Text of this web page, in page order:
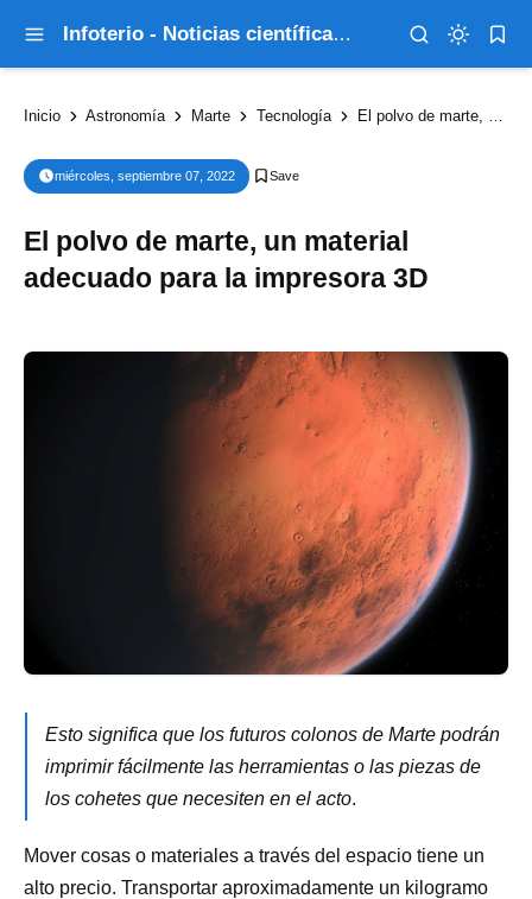
Infoterio - Noticias científicas que explican el mundo
Inicio Astronomía Marte Tecnología El polvo de marte, un material adecuado para la impresora 3D
miércoles, septiembre 07, 2022
El polvo de marte, un material
adecuado para la impresora 3D
Esto significa que los futuros colonos de Marte podrán
imprimir fácilmente las herramientas o las piezas de
los cohetes que necesiten en el acto.
Mover cosas o materiales a través del espacio tiene un
alto precio. Transportar aproximadamente un kilogramo